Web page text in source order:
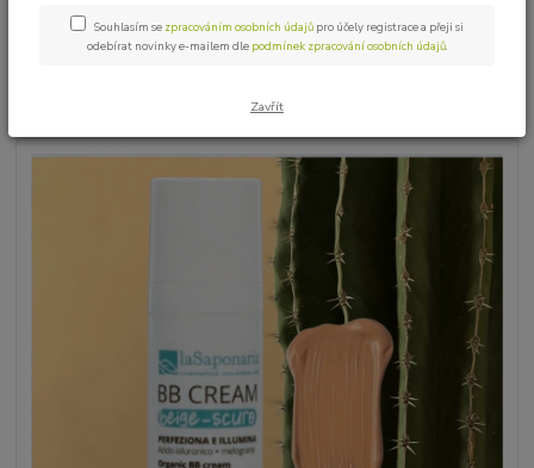
laSaponaria BB krém Jako sen
BIO 30 ml béžový
Souhlasím se zpracováním osobních údajů pro účely registrace a přeji si
odebírat novinky e-mailem dle podmínek zpracování osobních údajů.
Zavřít